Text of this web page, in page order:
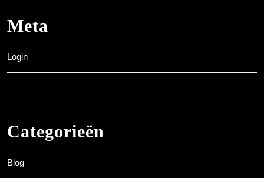
Meta
Login
Categorieën
Blog